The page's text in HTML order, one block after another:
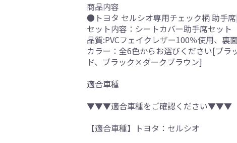
商品内容
●トヨタ セルシオ専用チェック柄 助手
セット内容：シートカバー助手席セット
品質:PVCフェイクレザー100％使用、裏
カラー：全6色からお選びください[ブ
ド、ブラック×ダークブラウン]
適合車種
▼▼▼適合車種をご確認ください▼▼▼
【適合車種】トヨタ：セルシオ